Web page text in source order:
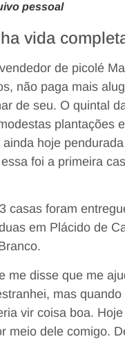
pessoal
vida
de picolé
não paga mais
de seu. O quintal
plantações
hoje
foi a primeira
casas foram
em Plácido de
me disse que me
mas quando
vir coisa boa.
meio dele comigo.